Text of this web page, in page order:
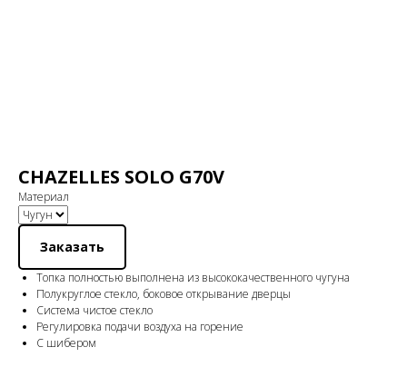
CHAZELLES SOLO G70V
Материал
Заказать
Топка полностью выполнена из высококачественного чугуна
Полукруглое стекло, боковое открывание дверцы
Система чистое стекло
Регулировка подачи воздуха на горение
C шибером